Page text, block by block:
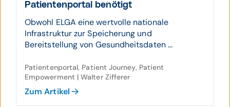
Patienten­portal benötigt
Obwohl ELGA eine wertvolle nationale
Infrastruktur zur Speicherung und
Bereitstellung von Gesundheitsdaten ...
Patientenportal, Patient Journey, Patient
Empowerment | Walter Zifferer
Zum Artikel